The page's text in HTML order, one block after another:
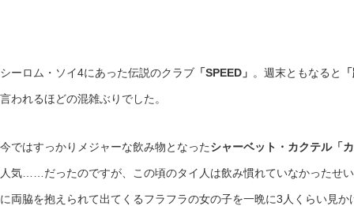
シーロム・ソイ4にあった伝説のクラブ 「SPEED」 。週末ともなると
言われるほどの混雑ぶりでした。
今ではすっかりメジャーな飲み物となったシャーベット・カクテル「
人気……だったのですが、この頃のタイ人は飲み慣れていなかったせ
に両脇を抱えられて出てくるフラフラの女の子を一晩に3人くらい見か